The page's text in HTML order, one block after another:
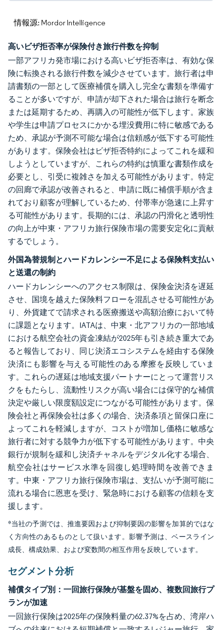
情報源: Mordor Intelligence
高いビザ拒否率が保険付き旅行件数を抑制
一部アフリカ発市場における高いビザ拒否率は、有効な保
険に転換される旅行件数を減少させています。旅行者は申
請書類の一部として医療補償を購入し完全な書類を準備す
ることが多いですが、申請が却下された場合は旅行を断念
または延期するため、再購入の可能性が低下します。家族
や学生は申請プロセスにかかる埋没費用に特に敏感である
ため、承認が予測不可能な場合は信頼感が低下する可能性
があります。保険会社はビザ拒否特約によってこれを緩和
しようとしていますが、これらの特約は慎重な書類作成を
必要とし、引受に複雑さを加える可能性があります。特定
の回廊で承認が改善されると、申請に既に補償手順が含ま
れており顧客が理解しているため、付帯率が急速に上昇す
る可能性があります。長期的には、承認の円滑化と透明性
の向上が中東・アフリカ旅行保険市場の需要安定化に貢献
するでしょう。
外国為替規制とハードカレンシー不足による保険料支払い
と送還の制約
ハードカレンシーへのアクセス制限は、保険金決済を遅延
させ、国境を越えた保険料フローを混乱させる可能性があ
り、外貨建てで請求される医療搬送や高額治療において特
に課題となります。IATAは、中東・北アフリカの一部地域
における航空会社の資金凍結が2025年も引き続き重大であ
ると報告しており、同じ決済エコシステムを経由する保険
決済にも影響を与える可能性のある摩擦を反映していま
す。これらの遅延は地域支援パートナーにとって運営リス
クをもたらし、流動性リスクが高い場合には保守的な補償
決定や厳しい限度額設定につながる可能性があります。保
険会社と再保険会社は多くの場合、決済条項と留保口座に
よってこれを軽減しますが、コストが増加し価格に敏感な
旅行者に対する競争力が低下する可能性があります。中央
銀行が規制を緩和し決済チャネルをデジタル化する場合、
航空会社はサービス水準を回復し処理時間を改善できま
す。中東・アフリカ旅行保険市場は、支払いが予測可能に
流れる場合に恩恵を受け、緊急時における顧客の信頼を支
援します。
*当社の予測では、推進要因および抑制要因の影響を加算的ではな
く方向性のあるものとして扱います。影響予測は、ベースライン
成長、構成効果、および変数間の相互作用を反映しています。
セグメント分析
補償タイプ別：一回旅行保険が基盤を固め、複数回旅行プ
ランが加速
一回旅行保険は2025年の保険料量の62.37%を占め、湾岸ハ